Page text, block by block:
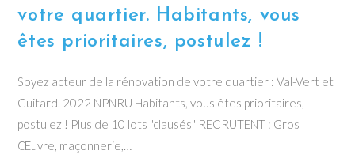
votre quartier. Habitants, vous
êtes prioritaires, postulez !
Soyez acteur de la rénovation de votre quartier : Val-Vert et
Guitard. 2022 NPNRU Habitants, vous êtes prioritaires,
postulez ! Plus de 10 lots "clausés" RECRUTENT : Gros
Œuvre, maçonnerie,…